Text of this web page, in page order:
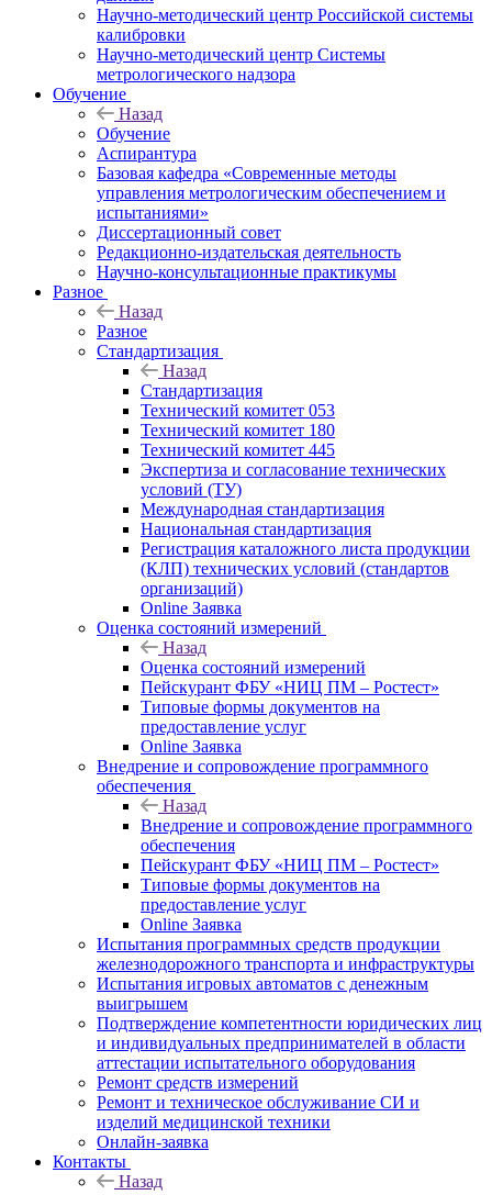
Научно-методический центр Российской системы
калибровки
Научно-методический центр Системы
метрологического надзора
Обучение
Назад
Обучение
Аспирантура
Базовая кафедра «Современные методы
управления метрологическим обеспечением и
испытаниями»
Диссертационный совет
Редакционно-издательская деятельность
Научно-консультационные практикумы
Разное
Назад
Разное
Стандартизация
Назад
Стандартизация
Технический комитет 053
Технический комитет 180
Технический комитет 445
Экспертиза и согласование технических
условий (ТУ)
Международная стандартизация
Национальная стандартизация
Регистрация каталожного листа продукции
(КЛП) технических условий (стандартов
организаций)
Online Заявка
Оценка состояний измерений
Назад
Оценка состояний измерений
Пейскурант ФБУ «НИЦ ПМ – Ростест»
Типовые формы документов на
предоставление услуг
Online Заявка
Внедрение и сопровождение программного
обеспечения
Назад
Внедрение и сопровождение программного
обеспечения
Пейскурант ФБУ «НИЦ ПМ – Ростест»
Типовые формы документов на
предоставление услуг
Online Заявка
Испытания программных средств продукции
железнодорожного транспорта и инфраструктуры
Испытания игровых автоматов с денежным
выигрышем
Подтверждение компетентности юридических лиц
и индивидуальных предпринимателей в области
аттестации испытательного оборудования
Ремонт средств измерений
Ремонт и техническое обслуживание СИ и
изделий медицинской техники
Онлайн-заявка
Контакты
Назад